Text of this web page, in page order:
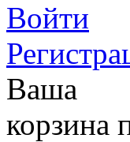
Войти
Ваша
корзина